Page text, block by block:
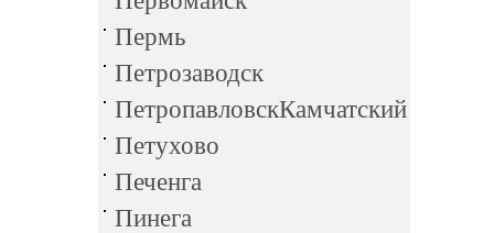
Пермь
Петрозаводск
ПетропавловскКамчатский
Петухово
Печенга
Пинега